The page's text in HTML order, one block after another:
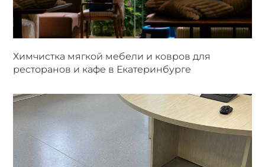
Химчистка мягкой мебели и ковров для
ресторанов и кафе в Екатеринбурге